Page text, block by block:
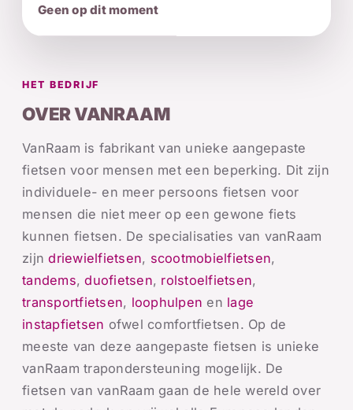
Geen op dit moment
HET BEDRIJF
OVER VANRAAM
VanRaam is fabrikant van unieke aangepaste
fietsen voor mensen met een beperking. Dit zijn
individuele- en meer persoons fietsen voor
mensen die niet meer op een gewone fiets
kunnen fietsen. De specialisaties van vanRaam
zijndriewielfietsen, scootmobielfietsen,
tandems,duofietsen, rolstoelfietsen,
transportfietsen, loophulpen en lage
instapfietsen ofwel comfortfietsen. Op de
meeste van deze aangepaste fietsen is unieke
vanRaam trapondersteuning mogelijk. De
fietsen van vanRaam gaan de hele wereld over